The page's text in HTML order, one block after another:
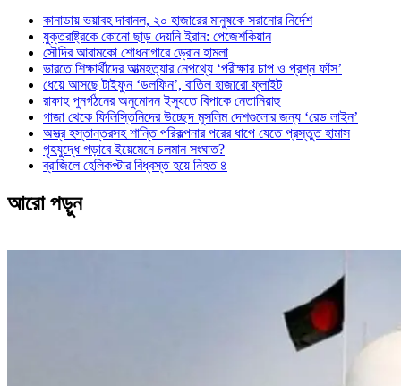
কানাডায় ভয়াবহ দাবানল, ২০ হাজারের মানুষকে সরানোর নির্দেশ
যুক্তরাষ্ট্রকে কোনো ছাড় দেয়নি ইরান: পেজেশকিয়ান
সৌদির আরামকো শোধনাগারে ড্রোন হামলা
ভারতে শিক্ষার্থীদের আত্মহত্যার নেপথ্যে ‘পরীক্ষার চাপ ও প্রশ্ন ফাঁস’
ধেয়ে আসছে টাইফুন ‘ডলফিন’, বাতিল হাজারো ফ্লাইট
রাফাহ পুনর্গঠনের অনুমোদন ইস্যুতে বিপাকে নেতানিয়াহু
গাজা থেকে ফিলিস্তিনিদের উচ্ছেদ মুসলিম দেশগুলোর জন্য ‘রেড লাইন’
অস্ত্র হস্তান্তরসহ শান্তি পরিকল্পনার পরের ধাপে যেতে প্রস্তুত হামাস
গৃহযুদ্ধে গড়াবে ইয়েমেনে চলমান সংঘাত?
ব্রাজিলে হেলিকপ্টার বিধ্বস্ত হয়ে নিহত ৪
আরো পড়ুন